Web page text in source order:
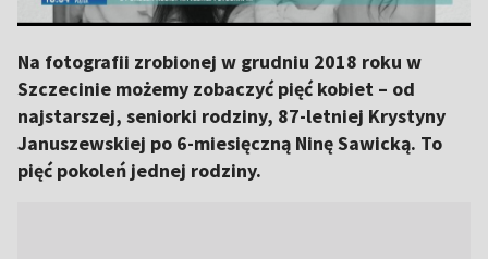
Na fotografii zrobionej w grudniu 2018 roku w
Szczecinie możemy zobaczyć pięć kobiet – od
najstarszej, seniorki rodziny, 87-letniej Krystyny
Januszewskiej po 6-miesięczną Ninę Sawicką. To
pięć pokoleń jednej rodziny.